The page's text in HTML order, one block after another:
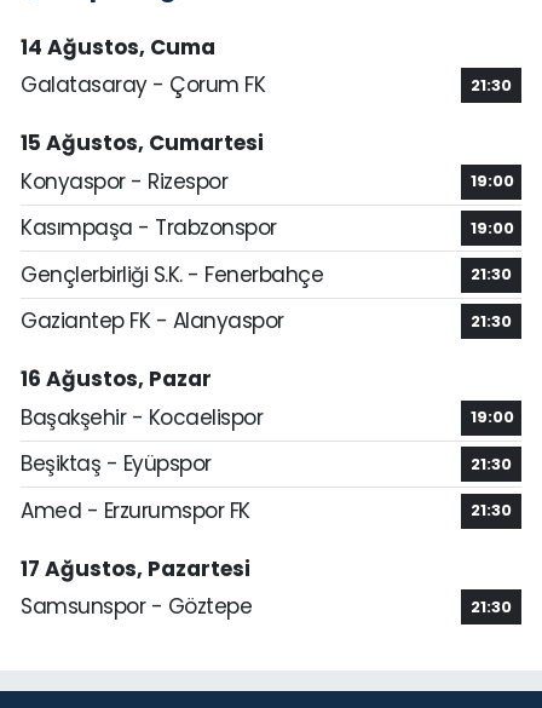
14 Ağustos, Cuma
Galatasaray - Çorum FK
21:30
15 Ağustos, Cumartesi
Konyaspor - Rizespor
19:00
Kasımpaşa - Trabzonspor 19:00
Gençlerbirliği S.K. - Fenerbahçe 21:30
Gaziantep FK - Alanyaspor 21:30
16 Ağustos, Pazar
Başakşehir - Kocaelispor
19:00
Beşiktaş - Eyüpspor 21:30
Amed - Erzurumspor FK 21:30
17 Ağustos, Pazartesi
Samsunspor - Göztepe
21:30